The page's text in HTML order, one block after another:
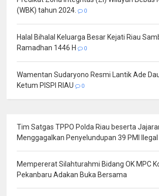
(WBK) tahun 2024.
0
Halal Bihalal Keluarga Besar Kejati Riau
Ramadhan 1446 H
0
Wamentan Sudaryono Resmi Lantik Ade
Ketum PISPI RIAU
0
Tim Satgas TPPO Polda Riau beserta
Menggagalkan Penyelundupan 39 PMI Ilegal
Mempererat Silahturahmi Bidang OK MPC
Pekanbaru Adakan Buka Bersama